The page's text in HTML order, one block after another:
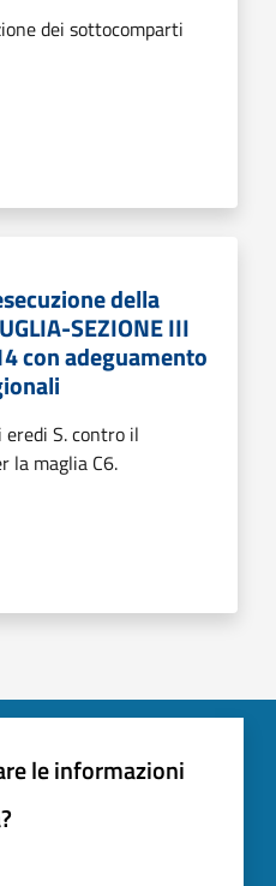
dei sottocomparti
della
SEZIONE III
con adeguamento
S. contro il
la maglia C6.
le informazioni